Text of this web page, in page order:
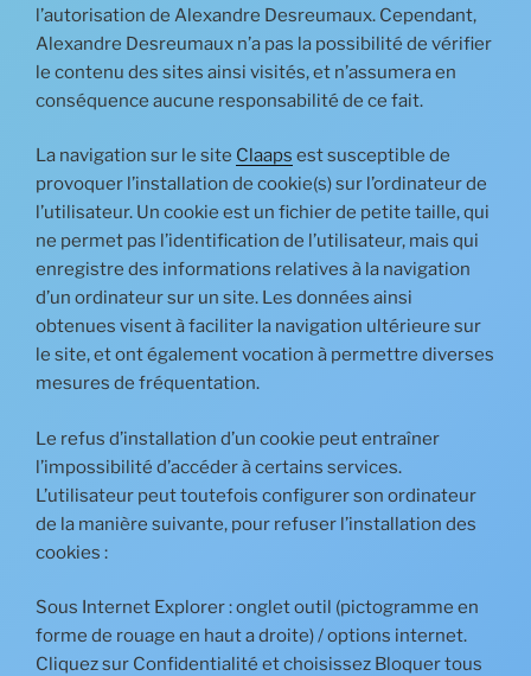
l’autorisation de Alexandre Desreumaux. Cependant,
Alexandre Desreumaux n’a pas la possibilité de vérifier
le contenu des sites ainsi visités, et n’assumera en
conséquence aucune responsabilité de ce fait.
La navigation sur le site Claaps est susceptible de
provoquer l’installation de cookie(s) sur l’ordinateur de
l’utilisateur. Un cookie est un fichier de petite taille, qui
ne permet pas l’identification de l’utilisateur, mais qui
enregistre des informations relatives à la navigation
d’un ordinateur sur un site. Les données ainsi
obtenues visent à faciliter la navigation ultérieure sur
le site, et ont également vocation à permettre diverses
mesures de fréquentation.
Le refus d’installation d’un cookie peut entraîner
l’impossibilité d’accéder à certains services.
L’utilisateur peut toutefois configurer son ordinateur
de la manière suivante, pour refuser l’installation des
cookies :
Sous Internet Explorer : onglet outil (pictogramme en
forme de rouage en haut a droite) / options internet.
Cliquez sur Confidentialité et choisissez Bloquer tous